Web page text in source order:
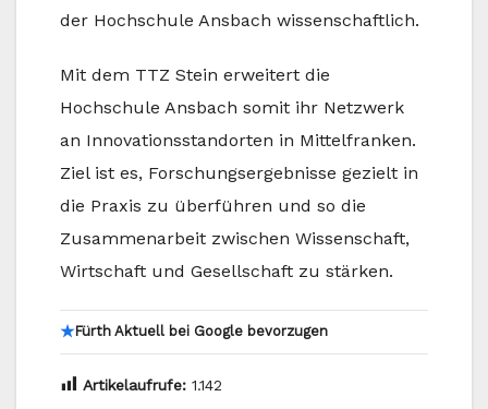
der Hochschule Ansbach wissenschaftlich.
Mit dem TTZ Stein erweitert die
Hochschule Ansbach somit ihr Netzwerk
an Innovationsstandorten in Mittelfranken.
Ziel ist es, Forschungsergebnisse gezielt in
die Praxis zu überführen und so die
Zusammenarbeit zwischen Wissenschaft,
Wirtschaft und Gesellschaft zu stärken.
★Fürth Aktuell bei Google bevorzugen
Artikelaufrufe: 1.142